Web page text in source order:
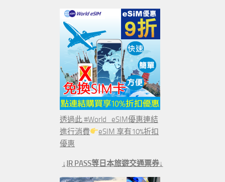
透過此 #World_eSIM優惠連結
進行消費
eSIM 享有10%折扣
優惠
↓JR PASS等日本旅遊交通票券↓